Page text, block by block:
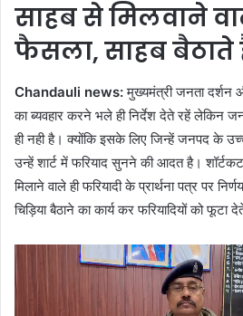
साहब से मिलवाने
फैसला, साहब बैठाते
Chandauli news:मुख्यमंत्री जनता दर्शन
का ब्यवहार करने भले ही निर्देश देते रहें लेकिन
ही नही है। क्योंकि इसके लिए जिन्हें जनपद के
उन्हें शार्ट में फरियाद सुनने की आदत है।
मिलाने वाले ही फरियादी के प्रार्थना पत्र पर
चिड़िया बैठाने का कार्य कर फरियादियों को फूटा